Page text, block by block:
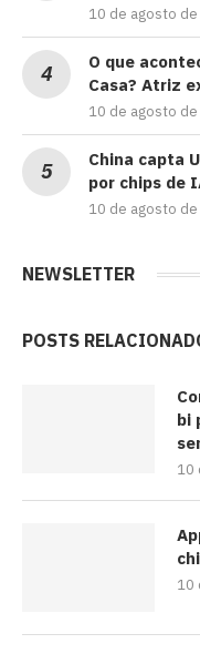
10 de agosto
O que
Casa? Atriz
10 de agosto
China capta
por chips de
10 de agosto
NEWSLETTER
POSTS
bi
10
10